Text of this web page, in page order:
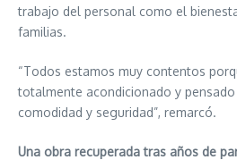
trabajo del personal como el
familias.
“Todos estamos muy contentos
totalmente acondicionado y
comodidad y seguridad”, remarcó.
Una obra recuperada tras años de